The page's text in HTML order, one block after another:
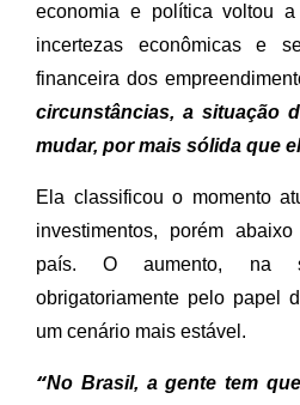
economia e política voltou
incertezas econômicas e
financeira dos
circunstâncias, a situação
mudar, por mais sólida que
Ela classificou o momento
investimentos, porém
país. O aumento, na
obrigatoriamente pelo papel
um cenário mais estável.
“No Brasil, a gente tem